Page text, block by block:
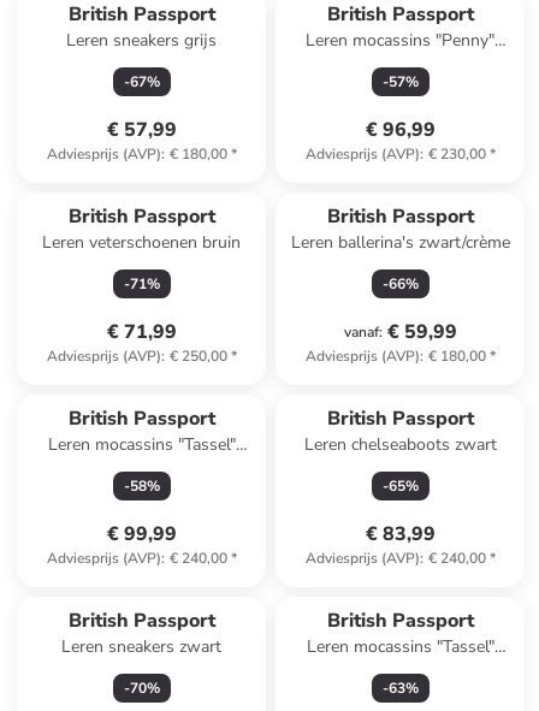
British Passport
Leren sneakers grijs
-67%
€ 57,99
Adviesprijs (AVP): € 180,00*
British Passport
Leren mocassins "Penny"
bruin
-57%
€ 96,99
Adviesprijs (AVP): € 230,00*
British Passport
Leren veterschoenen bruin
-71%
€ 71,99
Adviesprijs (AVP): € 250,00*
British Passport
Leren ballerina's zwart/crème
-66%
vanaf: € 59,99
Adviesprijs (AVP): € 180,00*
British Passport
Leren mocassins "Tassel"
zwart
-58%
€ 99,99
Adviesprijs (AVP): € 240,00*
British Passport
Leren chelseaboots zwart
-65%
€ 83,99
Adviesprijs (AVP): € 240,00*
British Passport
Leren sneakers zwart
-70%
British Passport
Leren mocassins "Tassel"
lichtbruin
-63%